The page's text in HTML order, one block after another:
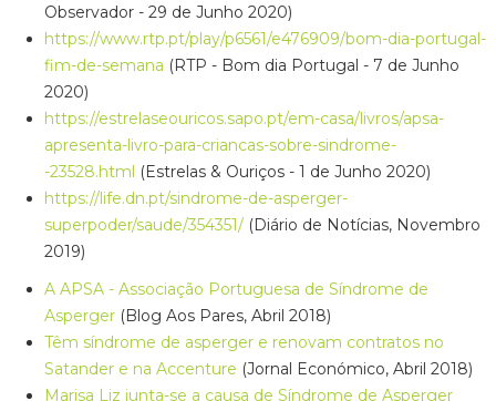
Observador - 29 de Junho 2020)
https://www.rtp.pt/play/p6561/e476909/bom-dia-portugal-
fim-de-semana (RTP - Bom dia Portugal - 7 de Junho
2020)
https://estrelaseouricos.sapo.pt/em-casa/livros/apsa-
apresenta-livro-para-criancas-sobre-sindrome-
-23528.html (Estrelas & Ouriços - 1 de Junho 2020)
https://life.dn.pt/sindrome-de-asperger-
superpoder/saude/354351/ (Diário de Notícias, Novembro
2019)
A APSA - Associação Portuguesa de Síndrome de
Asperger (Blog Aos Pares, Abril 2018)
Têm síndrome de asperger e renovam contratos no
Satander e na Accenture (Jornal Económico, Abril 2018)
Marisa Liz junta-se a causa de Síndrome de Asperger